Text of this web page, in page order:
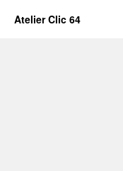
Atelier Clic 64